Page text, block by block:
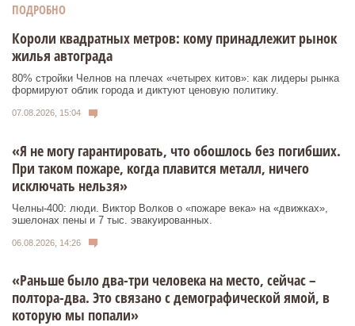
ПОДРОБНО
Короли квадратных метров: кому принадлежит рынок
жилья автограда
80% стройки Челнов на плечах «четырех китов»: как лидеры рынка
формируют облик города и диктуют ценовую политику.
07.08.2026, 15:04
«Я не могу гарантировать, что обошлось без погибших.
При таком пожаре, когда плавится металл, ничего
исключать нельзя»
Челны-400: люди. Виктор Волков о «пожаре века» на «движках»,
эшелонах пены и 7 тыс. эвакуированных.
06.08.2026, 14:26
«Раньше было два-три человека на место, сейчас –
полтора-два. Это связано с демографической ямой, в
которую мы попали»